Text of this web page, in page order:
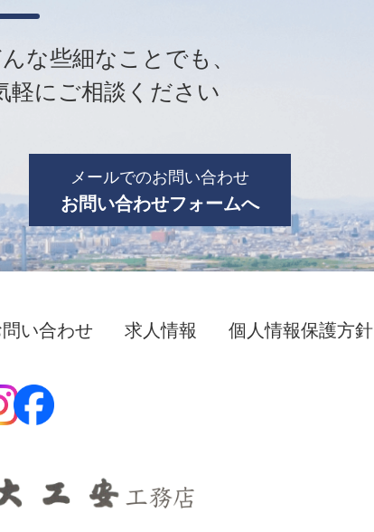
な些細なことでも、
軽にご相談ください
メールでのお問い合わせ
お問い合わせフォームへ
問い合わせ 求人情報 個人情報保護方針